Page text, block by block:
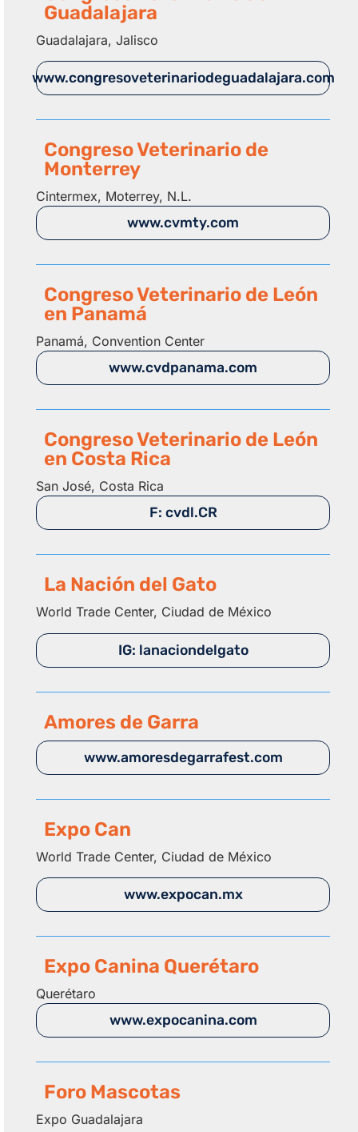
Guadalajara
Guadalajara, Jalisco
www.congresoveterinariodeguadalajara.com
Congreso Veterinario de
Monterrey
Cintermex, Moterrey, N.L.
www.cvmty.com
Congreso Veterinario de León
en Panamá
Panamá, Convention Center
www.cvdpanama.com
Congreso Veterinario de León
en Costa Rica
San José, Costa Rica
F: cvdl.CR
La Nación del Gato
World Trade Center, Ciudad de México
IG: lanaciondelgato
Amores de Garra
www.amoresdegarrafest.com
Expo Can
World Trade Center, Ciudad de México
www.expocan.mx
Expo Canina Querétaro
Querétaro
www.expocanina.com
Foro Mascotas
Expo Guadalajara